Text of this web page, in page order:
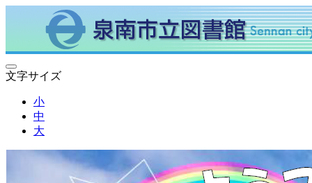
文字サイズ
小
中
大